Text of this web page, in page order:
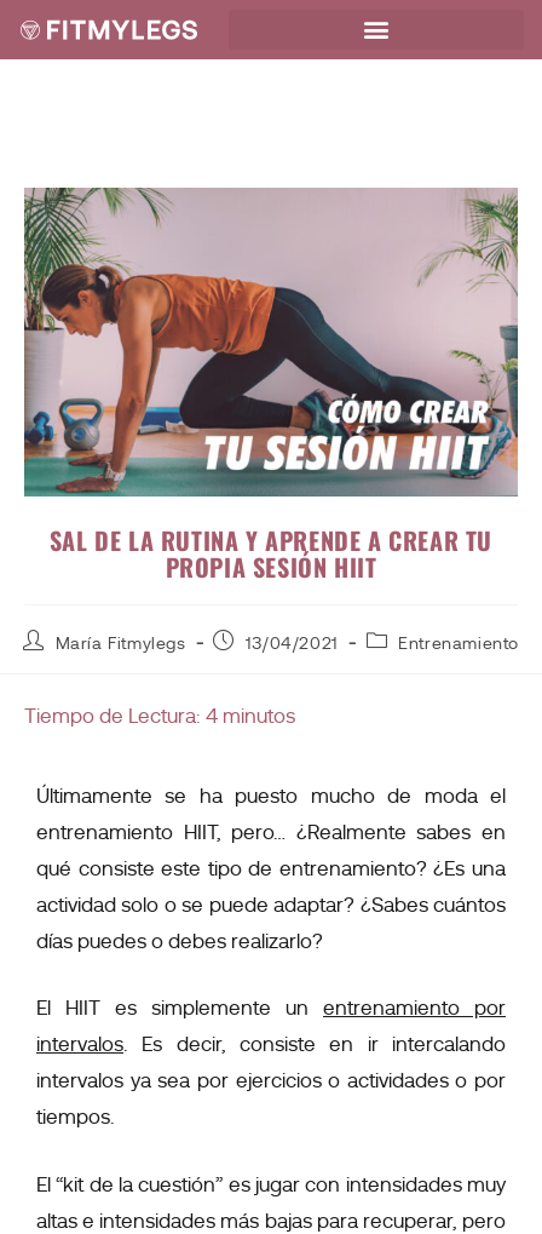
SAL DE LA RUTINA Y APRENDE A CREAR TU
PROPIA SESIÓN HIIT
María Fitmylegs 13/04/2021 Entrenamiento
Tiempo de Lectura: 4 minutos
Últimamente se ha puesto mucho de moda el
entrenamiento HIIT, pero… ¿Realmente sabes en
qué consiste este tipo de entrenamiento? ¿Es una
actividad solo o se puede adaptar? ¿Sabes cuántos
días puedes o debes realizarlo?
El HIIT es simplemente un entrenamiento por
intervalos. Es decir, consiste en ir intercalando
intervalos ya sea por ejercicios o actividades o por
tiempos.
El “kit de la cuestión” es jugar con intensidades muy
altas e intensidades más bajas para recuperar, pero